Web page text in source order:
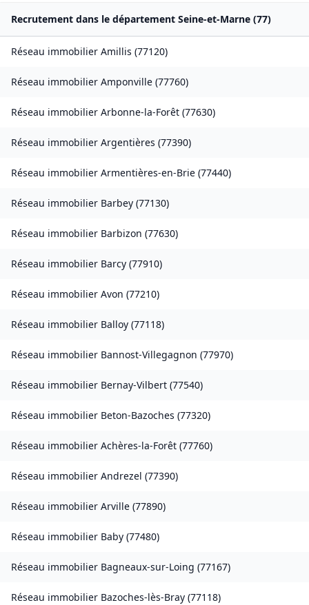
Recrutement dans le département Seine-et-Marne (77)
Réseau immobilier Amillis (77120)
Réseau immobilier Amponville (77760)
Réseau immobilier Arbonne-la-Forêt (77630)
Réseau immobilier Argentières (77390)
Réseau immobilier Armentières-en-Brie (77440)
Réseau immobilier Barbey (77130)
Réseau immobilier Barbizon (77630)
Réseau immobilier Barcy (77910)
Réseau immobilier Avon (77210)
Réseau immobilier Balloy (77118)
Réseau immobilier Bannost-Villegagnon (77970)
Réseau immobilier Bernay-Vilbert (77540)
Réseau immobilier Beton-Bazoches (77320)
Réseau immobilier Achères-la-Forêt (77760)
Réseau immobilier Andrezel (77390)
Réseau immobilier Arville (77890)
Réseau immobilier Baby (77480)
Réseau immobilier Bagneaux-sur-Loing (77167)
Réseau immobilier Bazoches-lès-Bray (77118)